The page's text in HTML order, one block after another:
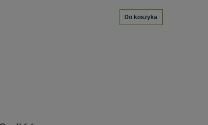
Do koszyka